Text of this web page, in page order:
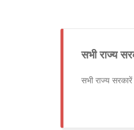
सभी राज्य
सभी राज्य